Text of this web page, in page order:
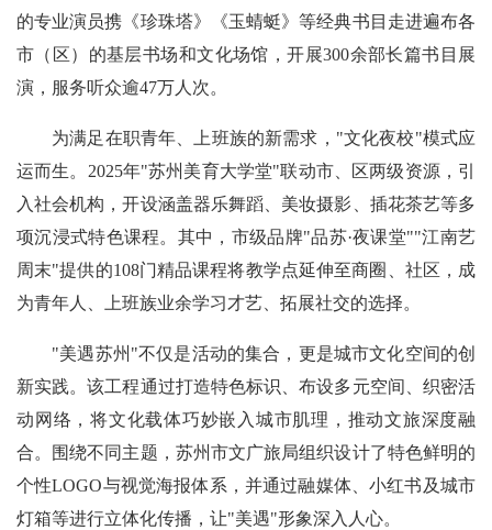
的专业演员携《珍珠塔》《玉蜻蜓》等经典书目走进遍布各
市（区）的基层书场和文化场馆，开展300余部长篇书目展
演，服务听众逾47万人次。
为满足在职青年、上班族的新需求，"文化夜校"模式应
运而生。2025年"苏州美育大学堂"联动市、区两级资源，引
入社会机构，开设涵盖器乐舞蹈、美妆摄影、插花茶艺等多
项沉浸式特色课程。其中，市级品牌"品苏·夜课堂""江南艺
周末"提供的108门精品课程将教学点延伸至商圈、社区，成
为青年人、上班族业余学习才艺、拓展社交的选择。
"美遇苏州"不仅是活动的集合，更是城市文化空间的创
新实践。该工程通过打造特色标识、布设多元空间、织密活
动网络，将文化载体巧妙嵌入城市肌理，推动文旅深度融
合。围绕不同主题，苏州市文广旅局组织设计了特色鲜明的
个性LOGO与视觉海报体系，并通过融媒体、小红书及城市
灯箱等进行立体化传播，让"美遇"形象深入人心。